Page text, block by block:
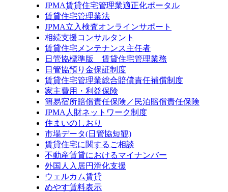
JPMA賃貸住宅管理業適正化ポータル
賃貸住宅管理業法
JPMA立入検査オンラインサポート
相続支援コンサルタント
賃貸住宅メンテナンス主任者
日管協標準版 賃貸住宅管理業務
日管協預り金保証制度
賃貸住宅管理業総合賠償責任補償制度
家主費用・利益保険
簡易宿所賠償責任保険／民泊賠償責任保険
JPMA人財ネットワーク制度
住まいのしおり
市場データ(日管協短観)
賃貸住宅に関するご相談
不動産賃貸におけるマイナンバー
外国人入居円滑化支援
ウェルカム賃貸
めやす賃料表示